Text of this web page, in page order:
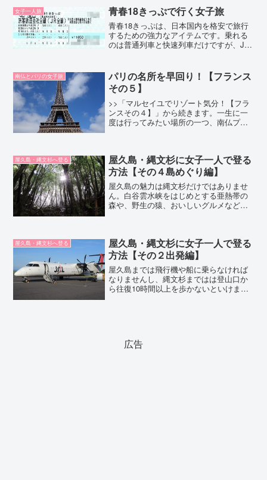
程度はみておかないといけ...
女子一人旅 青春18きっぷで行く女子旅
青春18きっぷは、日本国内を格安で旅行
するための強力なアイテムです。乗れる
のは普通列車と快速列車だけですが、JR
動できます。ここでは、青春18きっぷを
使った女子旅に...
南仏とパリの女子旅
パリの名所を早回り！【フランス
その５】
>>「マルセイユでリゾート気分！【フラ
ンスその４】」から続きます。一生に一
度は行ってみたい場所の一つ、南仏プロ
ぷりお買い物もしま...
屋久島・縄文杉へ登る
屋久島・縄文杉に女子一人で登る
方法【その４島めぐり編】
屋久島の魅力は縄文杉だけではありませ
ん。白谷雲水峡をはじめとする亜熱帯の
森や、野生の猿、おいしいグルメなど、
久島めぐりをご紹介。
屋久島・縄文杉へ登る
屋久島・縄文杉に女子一人で登る
方法【その２出発編】
屋久島までは飛行機や船に乗らなければ
なりませんし、縄文杉まではは登山口か
ら往復10時間以上を歩かないといけませ
広告